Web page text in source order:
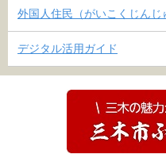
外国人住民（がいこくじん
デジタル活用ガイド